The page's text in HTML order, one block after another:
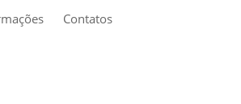
Contatos